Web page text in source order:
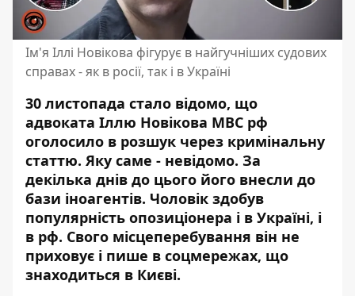
Ім'я Іллі Новікова фігурує в найгучніших судових
справах - як в росії, так і в Україні
30 листопада стало відомо, що
адвоката Іллю Новікова МВС рф
оголосило в розшук через кримінальну
статтю. Яку саме - невідомо. За
декілька днів до цього його внесли до
бази іноагентів. Чоловік здобув
популярність опозиціонера і в Україні, і
в рф. Свого місцеперебування він не
приховує і пише в соцмережах, що
знаходиться в Києві.